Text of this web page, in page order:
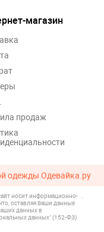
магазин
продаж
одежды Одевайка.ру
носит информационно-
оставляя Ваши данные
данных в
данных" (152-ФЗ)
.